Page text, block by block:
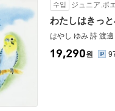
수입 ジュニア.ポ
わたしはきっ
はやし ゆみ 詩 渡
19,290원